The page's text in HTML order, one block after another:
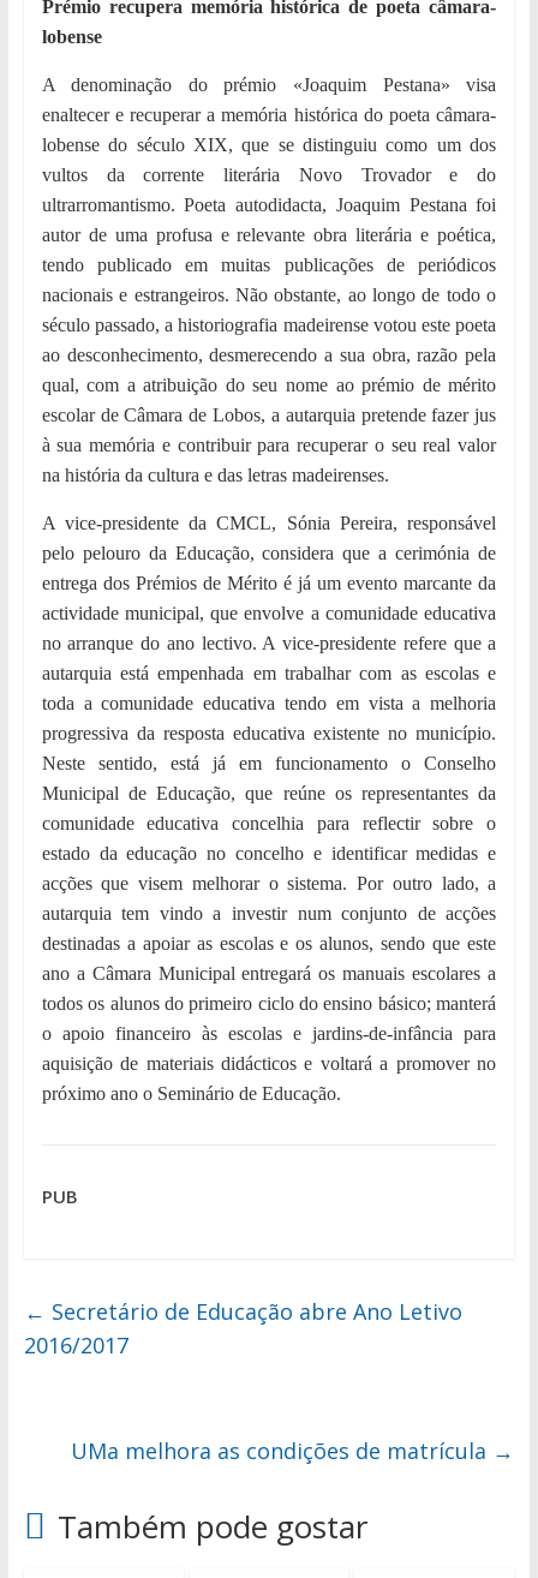
Prémio recupera memória histórica de poeta câmara-
lobense
A denominação do prémio «Joaquim Pestana» visa
enaltecer e recuperar a memória histórica do poeta câmara-
lobense do século XIX, que se distinguiu como um dos
vultos da corrente literária Novo Trovador e do
ultrarromantismo. Poeta autodidacta, Joaquim Pestana foi
autor de uma profusa e relevante obra literária e poética,
tendo publicado em muitas publicações de periódicos
nacionais e estrangeiros. Não obstante, ao longo de todo o
século passado, a historiografia madeirense votou este poeta
ao desconhecimento, desmerecendo a sua obra, razão pela
qual, com a atribuição do seu nome ao prémio de mérito
escolar de Câmara de Lobos, a autarquia pretende fazer jus
à sua memória e contribuir para recuperar o seu real valor
na história da cultura e das letras madeirenses.
A vice-presidente da CMCL, Sónia Pereira, responsável
pelo pelouro da Educação, considera que a cerimónia de
entrega dos Prémios de Mérito é já um evento marcante da
actividade municipal, que envolve a comunidade educativa
no arranque do ano lectivo. A vice-presidente refere que a
autarquia está empenhada em trabalhar com as escolas e
toda a comunidade educativa tendo em vista a melhoria
progressiva da resposta educativa existente no município.
Neste sentido, está já em funcionamento o Conselho
Municipal de Educação, que reúne os representantes da
comunidade educativa concelhia para reflectir sobre o
estado da educação no concelho e identificar medidas e
acções que visem melhorar o sistema. Por outro lado, a
autarquia tem vindo a investir num conjunto de acções
destinadas a apoiar as escolas e os alunos, sendo que este
ano a Câmara Municipal entregará os manuais escolares a
todos os alunos do primeiro ciclo do ensino básico; manterá
o apoio financeiro às escolas e jardins-de-infância para
aquisição de materiais didácticos e voltará a promover no
próximo ano o Seminário de Educação.
PUB
← Secretário de Educação abre Ano Letivo
2016/2017
UMa melhora as condições de matrícula →
Também pode gostar